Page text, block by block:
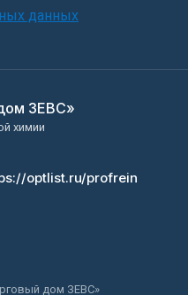
данных
ЗЕВС»
химии
optlist.ru/profrein
дом ЗЕВС»